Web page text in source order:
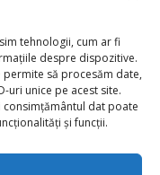
tehnologii, cum ar fi
despre dispozitive.
să procesăm date,
uri unice pe acest site.
consimțământul dat poate
și funcții.
Drive AutoBlog.MD
/ Test Drive
a situației din
la carburanți în
Și în SUA polițiștii
×